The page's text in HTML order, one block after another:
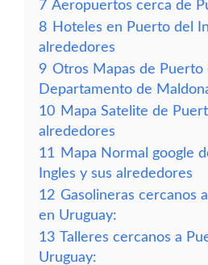
7 Aeropuertos cerca de
8 Hoteles en Puerto del
alrededores
9 Otros Mapas de Puerto
Departamento de
10 Mapa Satelite de
alrededores
11
Mapa Normal google
Ingles y sus alrededores
12 Gasolineras cercanos
en Uruguay:
13 Talleres cercanos a
Uruguay: